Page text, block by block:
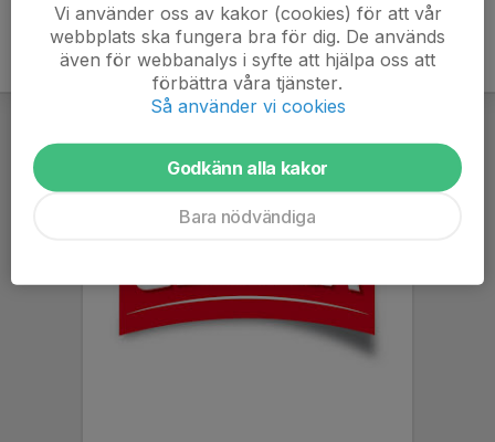
Vi använder oss av kakor (cookies) för att vår
webbplats ska fungera bra för dig. De används
även för webbanalys i syfte att hjälpa oss att
förbättra våra tjänster.
Så använder vi cookies
Godkänn alla kakor
Bara nödvändiga